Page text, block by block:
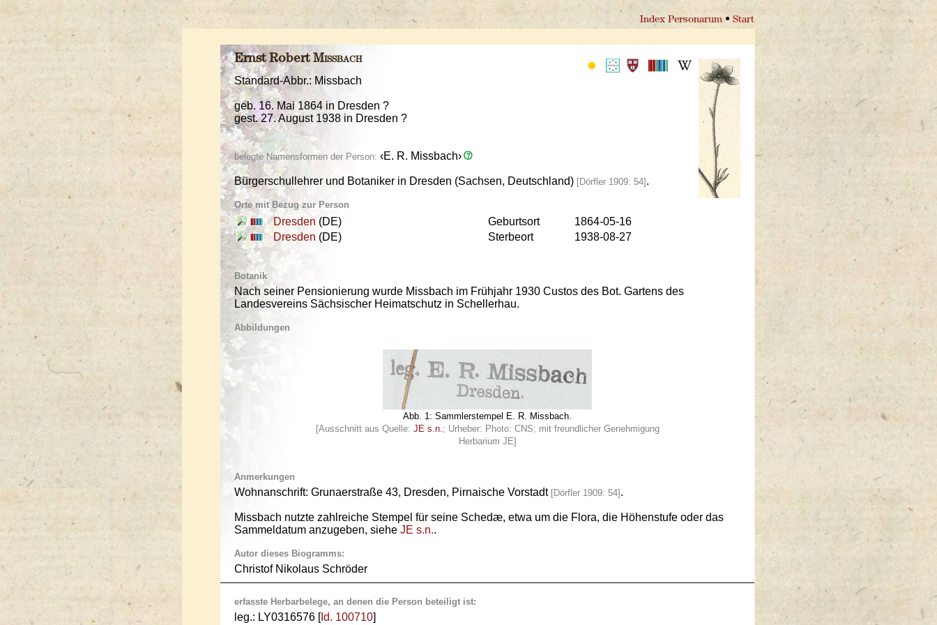
Index Personarum • Start
Ernst Robert Missbach
Standard-Abbr.: Missbach
geb. 16. Mai 1864 in Dresden ?
gest. 27. August 1938 in Dresden ?
belegte Namensformen der Person: ‹E. R. Missbach›
Bürgerschullehrer und Botaniker in Dresden (Sachsen, Deutschland) [Dörfler 1909: 54] .
Orte mit Bezug zur Person
Dresden (DE) Geburtsort
1864-05-16
Dresden (DE) Sterbeort 1938-08-27
Botanik
Nach seiner Pensionierung wurde Missbach im Frühjahr 1930 Custos des Bot. Gartens des
Landesvereins Sächsischer Heimatschutz in Schellerhau.
Abbildungen
Abb. 1: Sammlerstempel E. R. Missbach.
[Ausschnitt aus Quelle: JE s.n. ; Urheber: Photo: CNS; mit freundlicher Genehmigung
Herbarium JE]
Anmerkungen
Wohnanschrift: Grunaerstraße 43, Dresden, Pirnaische Vorstadt [Dörfler 1909: 54] .
Missbach nutzte zahlreiche Stempel für seine Schedæ, etwa um die Flora, die Höhenstufe oder das
Sammeldatum anzugeben, siehe JE s.n..
Autor dieses Biogramms:
Christof Nikolaus Schröder
erfasste Herbarbelege, an denen die Person beteiligt ist:
leg.: LY0316576 [Id. 100710]